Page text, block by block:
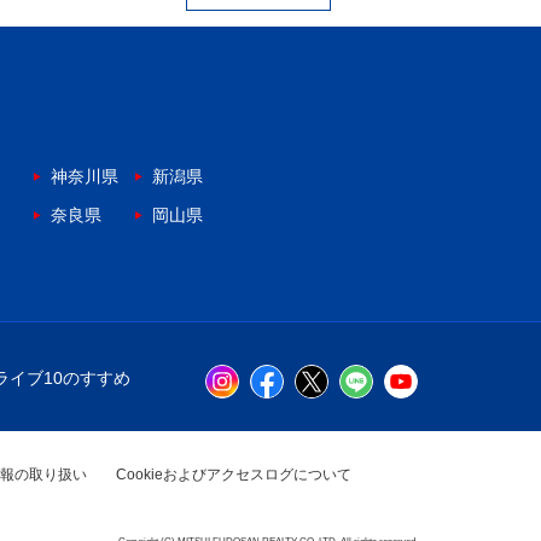
神奈川県
新潟県
奈良県
岡山県
イブ10のすすめ
の取り扱い
Cookieおよびアクセスログについて